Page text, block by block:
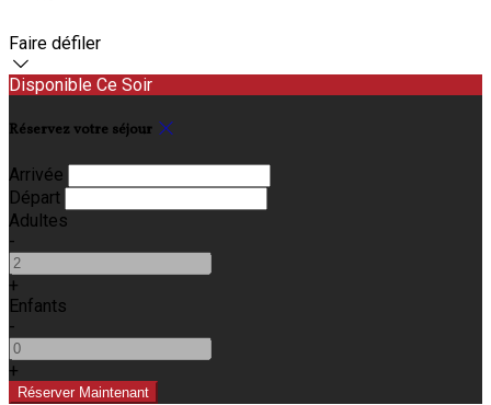
Faire défiler
Disponible Ce Soir
Réservez votre séjour
Arrivée
Départ
Adultes
-
+
Enfants
-
+